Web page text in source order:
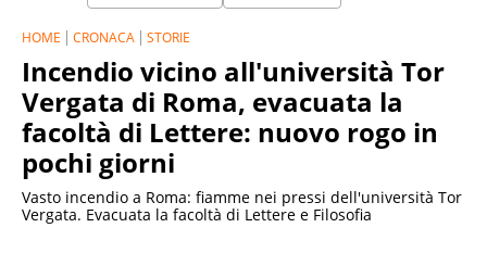
HOME CRONACA STORIE
Incendio vicino all'università Tor
Vergata di Roma, evacuata la
facoltà di Lettere: nuovo rogo in
pochi giorni
Vasto incendio a Roma: fiamme nei pressi dell'università Tor
Vergata. Evacuata la facoltà di Lettere e Filosofia